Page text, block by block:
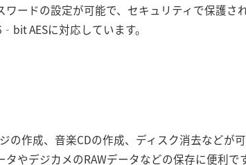
ードの設定が可能で、セキュリティで保護さ
AESに対応しています。
の作成、音楽CDの作成、ディスク消去などが
やデジカメのRAWデータなどの保存に便利です